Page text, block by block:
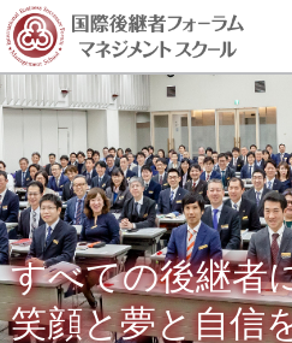
すべての後継者
笑顔と夢と自信